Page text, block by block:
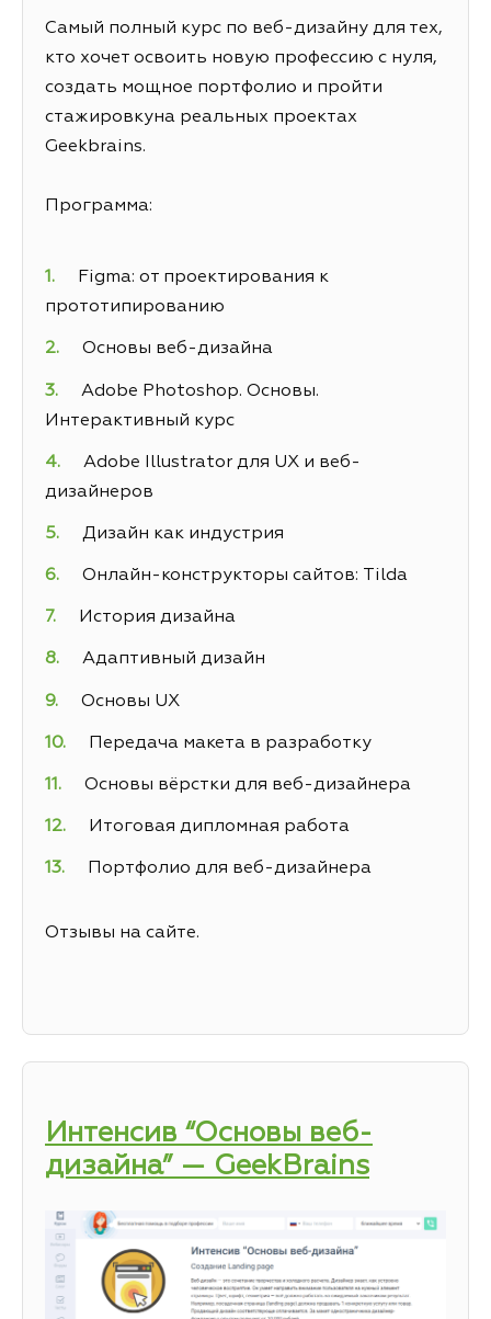
Самый полный курс по веб-дизайну для тех,
кто хочет освоить новую профессию с нуля,
создать мощное портфолио и пройти
стажировкуна реальных проектах
Geekbrains.
Программа:
Figma: от проектирования к
прототипированию
Основы веб-дизайна
Adobe Photoshop. Основы.
Интерактивный курс
Adobe Illustrator для UX и веб-
дизайнеров
Дизайн как индустрия
Онлайн-конструкторы сайтов: Tilda
История дизайна
Адаптивный дизайн
Основы UX
Передача макета в разработку
Основы вёрстки для веб-дизайнера
Итоговая дипломная работа
Портфолио для веб-дизайнера
Отзывы на сайте.
Интенсив “Основы веб-
дизайна” — GeekBrains